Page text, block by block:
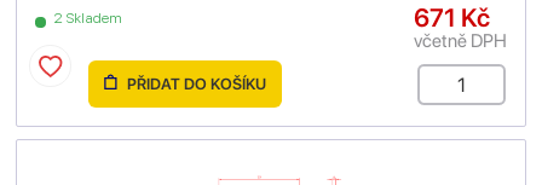
2 Skladem 671 Kč
včetně DPH
PŘIDAT DO KOŠÍKU